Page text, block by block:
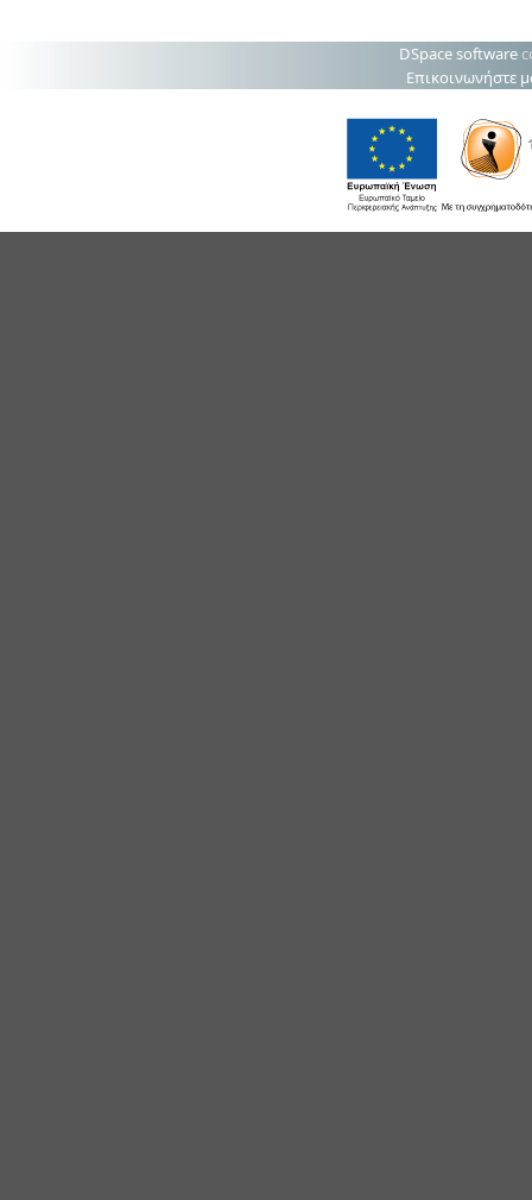
DSpace software
Επικοινωνήστε